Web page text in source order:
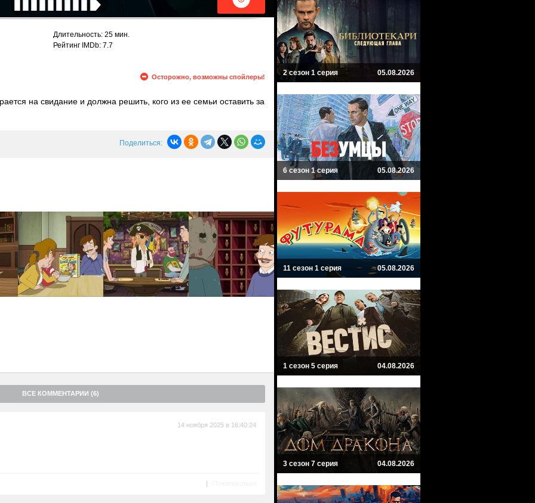
Длительность: 25 мин.
Рейтинг IMDb: 7.7
Осторожно, возможны спойлеры!
на свидание и должна решить, кого из ее семьи оставить за
пройдет не самым лучшим образом, однако оно оставляет
Поделиться:
ВСЕ КОММЕНТАРИИ (6)
14 ноября 2025 в 16:40:24
|
2 сезон 1 серия 05.08.2026
6 сезон 1 серия 05.08.2026
11 сезон 1 серия 05.08.2026
1 сезон 5 серия 04.08.2026
3 сезон 7 серия 04.08.2026